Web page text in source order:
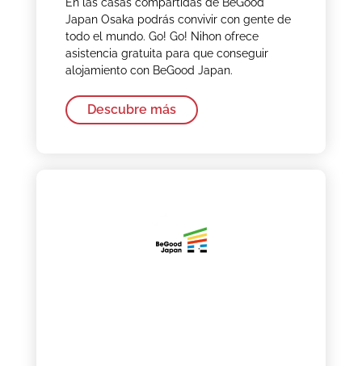
Japan Osaka podrás convivir con gente de
todo el mundo. Go! Go! Nihon ofrece
asistencia gratuita para que conseguir
alojamiento con BeGood Japan.
Descubre más